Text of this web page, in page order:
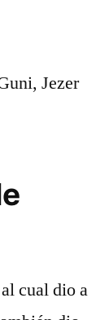
Jezer
cual dio a